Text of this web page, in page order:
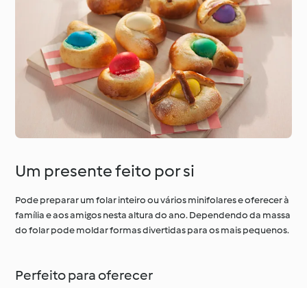
Um presente feito por si
Pode preparar um folar inteiro ou vários minifolares e oferecer à
família e aos amigos nesta altura do ano. Dependendo da massa
do folar pode moldar formas divertidas para os mais pequenos.
Perfeito para oferecer